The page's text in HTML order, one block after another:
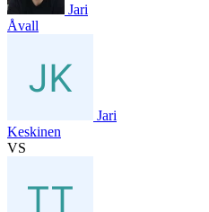
Jari
Åvall
Jari
Keskinen
VS